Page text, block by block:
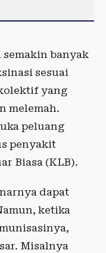
semakin banyak
sesuai
yang
melemah.
peluang
penyakit
Biasa (KLB).
dapat
ketika
Misalnya